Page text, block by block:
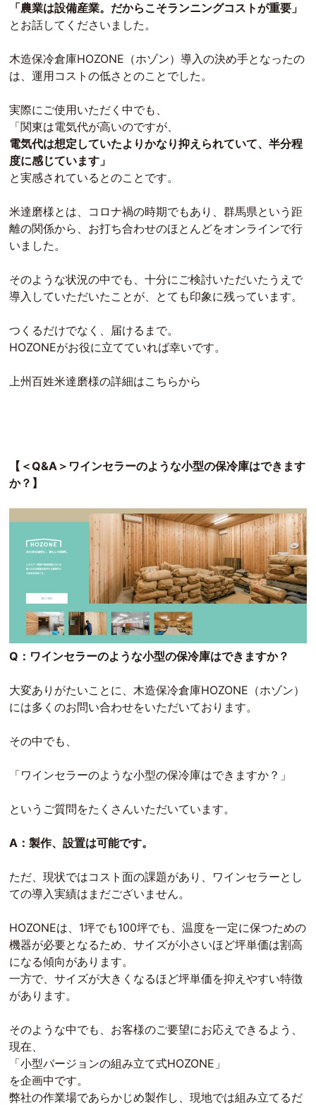
「農業は設備産業。だからこそランニングコストが重要」
とお話してくださいました。
木造保冷倉庫HOZONE（ホゾン）導入の決め手となったの
は、運用コストの低さとのことでした。
実際にご使用いただく中でも、
「関東は電気代が高いのですが、
電気代は想定していたよりかなり抑えられていて、半分程
度に感じています」
と実感されているとのことです。
米達磨様とは、コロナ禍の時期でもあり、群馬県という距
離の関係から、お打ち合わせのほとんどをオンラインで行
いました。
そのような状況の中でも、十分にご検討いただいたうえで
導入していただいたことが、とても印象に残っています。
つくるだけでなく、届けるまで。
HOZONEがお役に立てていれば幸いです。
上州百姓米達磨様の詳細はこちらから
【＜Q&A＞ワインセラーのような小型の保冷庫はできます
か？】
Q：ワインセラーのような小型の保冷庫はできますか？
大変ありがたいことに、木造保冷倉庫HOZONE（ホゾン）
には多くのお問い合わせをいただいております。
その中でも、
「ワインセラーのような小型の保冷庫はできますか？」
というご質問をたくさんいただいています。
A：製作、設置は可能です。
ただ、現状ではコスト面の課題があり、ワインセラーとし
ての導入実績はまだございません。
HOZONEは、1坪でも100坪でも、温度を一定に保つための
機器が必要となるため、サイズが小さいほど坪単価は割高
になる傾向があります。
一方で、サイズが大きくなるほど坪単価を抑えやすい特徴
があります。
そのような中でも、お客様のご要望にお応えできるよう、
現在、
「小型バージョンの組み立て式HOZONE」
を企画中です。
弊社の作業場であらかじめ製作し、現地では組み立てるだ